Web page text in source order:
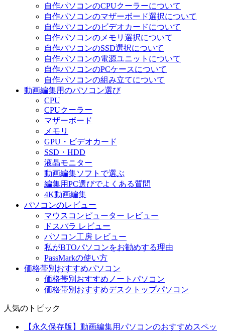
自作パソコンのCPUクーラーについて
自作パソコンのマザーボード選択について
自作パソコンのビデオカードについて
自作パソコンのメモリ選択について
自作パソコンのSSD選択について
自作パソコンの電源ユニットについて
自作パソコンのPCケースについて
自作パソコンの組み立てについて
動画編集用のパソコン選び
CPU
CPUクーラー
マザーボード
メモリ
GPU・ビデオカード
SSD・HDD
液晶モニター
動画編集ソフトで選ぶ
編集用PC選びでよくある質問
4K動画編集
パソコンのレビュー
マウスコンピューター レビュー
ドスパラ レビュー
パソコン工房 レビュー
私がBTOパソコンをお勧めする理由
PassMarkの使い方
価格帯別おすすめパソコン
価格帯別おすすめノートパソコン
価格帯別おすすめデスクトップパソコン
人気のトピック
【永久保存版】動画編集用パソコンのおすすめスペッ